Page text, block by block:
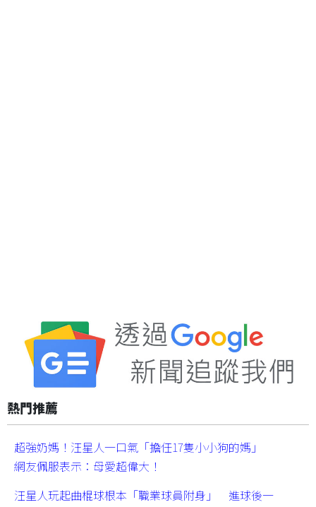
熱門推薦
超強奶媽！汪星人一口氣「擔任17隻小小狗的媽」
網友佩服表示：母愛超偉大！
汪星人玩起曲棍球根本「職業球員附身」 進球後一